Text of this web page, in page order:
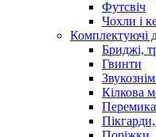
Футсвіч
Чохли і
Комплектуючі
Бриджі,
Гвинти
Кілкова